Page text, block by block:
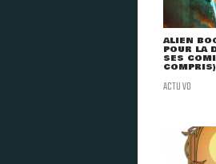
ALIEN
POUR LA
SES
COMPRIS)
ACTU VO